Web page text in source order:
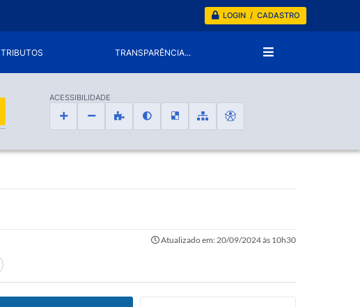
LOGIN / CADASTRO
TRIBUTOS TRANSPARÊNCIA...
ACESSIBILIDADE
Atualizado em: 20/09/2024 às 10h30